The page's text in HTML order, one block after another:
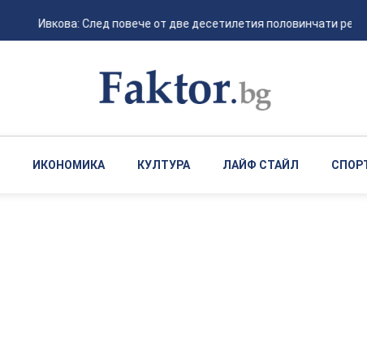
Ивкова: След повече от две десетилетия половинчати
ИКОНОМИКА КУЛТУРА ЛАЙФ СТАЙЛ